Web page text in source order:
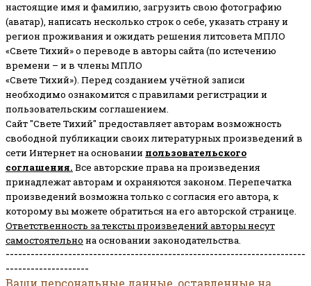
настоящие имя и фамилию, загрузить свою фотографию
(аватар), написать несколько строк о себе, указать страну и
регион проживания и ожидать решения литсовета МПЛО
«Свете Тихий» о переводе в авторы сайта (по истечению
времени – и в члены МПЛО
«Свете Тихий»). Перед созданием учётной записи
необходимо ознакомится с правилами регистрации и
пользовательским соглашением.
Сайт "Свете Тихий" предоставляет авторам возможность
свободной публикации своих литературных произведений в
сети Интернет на основании пользовательского
соглашения. Все авторские права на произведения
принадлежат авторам и охраняются законом. Перепечатка
произведений возможна только с согласия его автора, к
которому вы можете обратиться на его авторской странице.
Ответственность за тексты произведений авторы несут
самостоятельно на основании законодательства.
------------------------------------------------------------------------
--------------------
Ваши персональные данные, оставленные на